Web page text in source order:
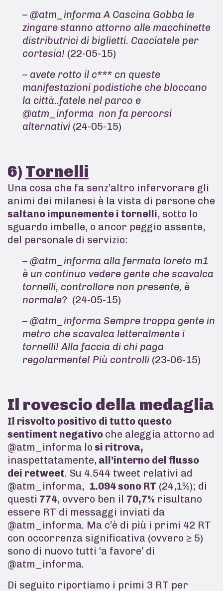
– @atm_informa A Cascina Gobba le
zingare stanno attorno alle macchinette
distributrici di biglietti. Cacciatele per
cortesia! (22-05-15)
– avete rotto il c*** cn queste
manifestazioni podistiche che bloccano
la città..fatele nel parco e
@atm_informa non fa percorsi
alternativi (24-05-15)
6) Tornelli
Una cosa che fa senz’altro infervorare gli
animi dei milanesi è la vista di persone che
saltano impunemente i tornelli, sotto lo
sguardo imbelle, o ancor peggio assente,
del personale di servizio:
– @atm_informa alla fermata loreto m1
è un continuo vedere gente che scavalca
tornelli, controllore non presente, è
normale? (24-05-15)
– @atm_informa Sempre troppa gente in
metro che scavalca letteralmente i
tornelli! Alla faccia di chi paga
regolarmente! Più controlli (23-06-15)
Il rovescio della medaglia
Il risvolto positivo di tutto questo
sentiment negativo che aleggia attorno ad
@atm_informa lo si ritrova,
inaspettatamente, all’interno del flusso
dei retweet. Su 4.544 tweet relativi ad
@atm_informa, 1.094 sono RT (24,1%); di
questi 774, ovvero ben il 70,7% risultano
essere RT di messaggi inviati da
@atm_informa. Ma c’è di più i primi 42 RT
con occorrenza significativa (ovvero ≥ 5)
sono di nuovo tutti ‘a favore’ di
@atm_informa.
Di seguito riportiamo i primi 3 RT per